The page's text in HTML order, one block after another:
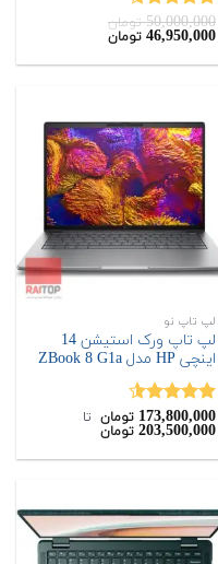
نمره4.50
از 5
50,000,000 تومان
قیمت
اصلی:
50,000,000
46,950,000 تومانقیمت
46,950,000
لپ تاپ نو
لپ تاپ ورک استیشن 14
اینچی HP مدل ZBook 8 G1a
نمره4.50
از 5
173,800,000 تومان ‌ تا ‌
203,500,000 تومان